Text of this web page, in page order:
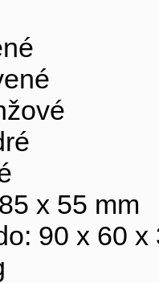
x 55 mm
90 x 60 x